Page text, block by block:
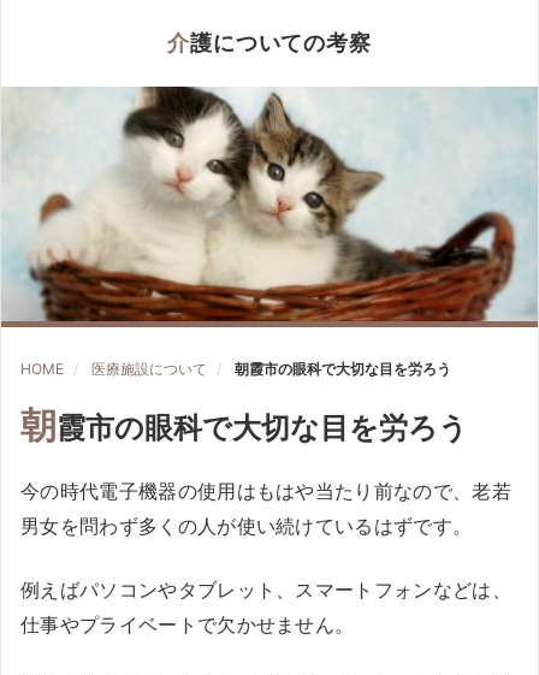
介護についての考察
HOME 医療施設について 朝霞市の眼科で大切な目を労ろう
朝霞市の眼科で大切な目を労ろう
今の時代電子機器の使用はもはや当たり前なので、老若
男女を問わず多くの人が使い続けているはずです。
例えばパソコンやタブレット、スマートフォンなどは、
仕事やプライベートで欠かせません。